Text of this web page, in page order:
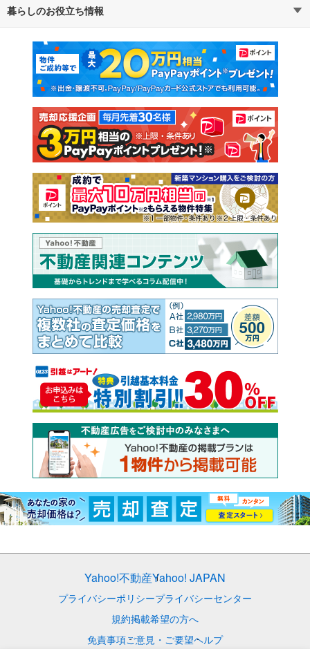
通勤・通学時間から探す
不動産・住宅
新築マンション 中古マンション
新築一戸建て 中古一戸建て
注文住宅 土地
売却査定
暮らしのお役立ち情報
マンションカタログ 教えて！住まいの先生
Yahoo!不動産Yahoo! JAPAN
プライバシーポリシープライバシーセンター
規約掲載希望の方へ
免責事項ご意見・ご要望ヘルプ